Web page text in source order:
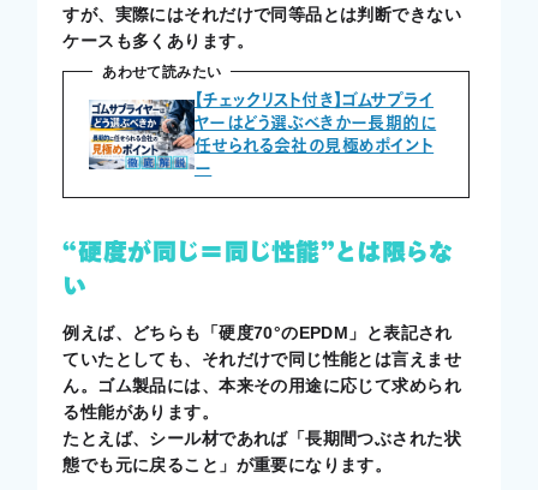
すが、実際にはそれだけで同等品とは判断できない
ケースも多くあります。
あわせて読みたい
【チェックリスト付き】ゴムサプライ
ヤーはどう選ぶべきかー長期的に
任せられる会社の見極めポイント
ー
“硬度が同じ＝同じ性能”とは限らな
い
例えば、どちらも「硬度70°のEPDM」と表記され
ていたとしても、それだけで同じ性能とは言えませ
ん。ゴム製品には、本来その用途に応じて求められ
る性能があります。
たとえば、シール材であれば「長期間つぶされた状
態でも元に戻ること」が重要になります。